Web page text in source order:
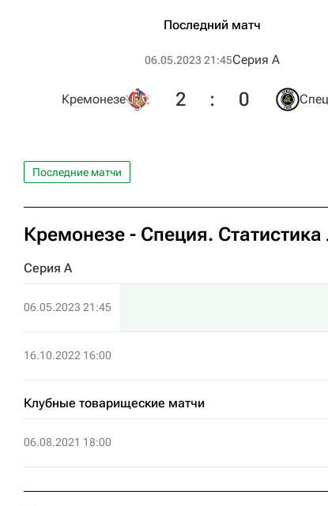
Последний матч
06.05.2023 21:45Серия А
Кремонезе 2 : 0
Последние матчи
Кремонезе - Специя. Статистика
Серия А
06.05.2023 21:45
16.10.2022 16:00
Клубные товарищеские матчи
06.08.2021 18:00